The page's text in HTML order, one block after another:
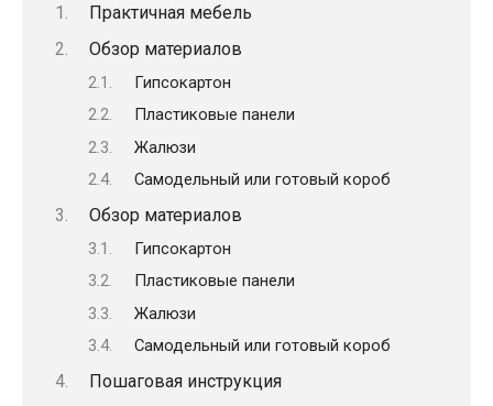
Практичная мебель
Обзор материалов
Гипсокартон
Пластиковые панели
Жалюзи
Самодельный или готовый короб
Обзор материалов
Гипсокартон
Пластиковые панели
Жалюзи
Самодельный или готовый короб
Пошаговая инструкция